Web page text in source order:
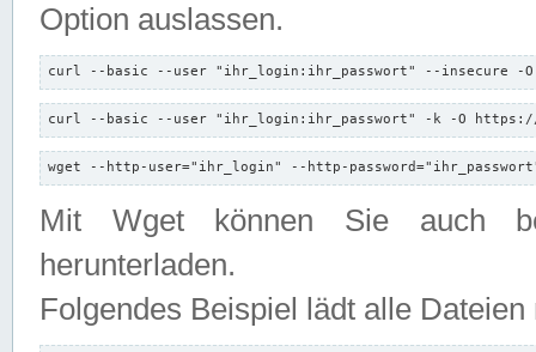
Option auslassen.
curl --basic --user "ihr_login:ihr_passwort" --insecure -
curl --basic --user "ihr_login:ihr_passwort" -k -O
wget --http-user="ihr_login" --http-
Mit Wget können Sie auch
herunterladen.
Folgendes Beispiel lädt alle